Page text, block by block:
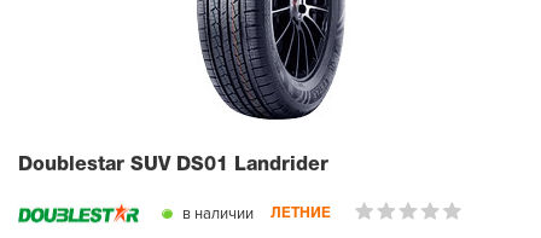
Doublestar SUV DS01 Landrider
в наличии ЛЕТНИЕ